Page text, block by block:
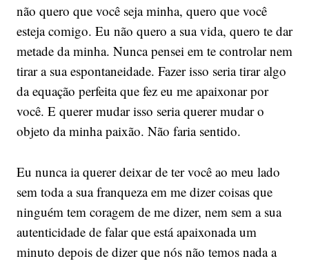
não quero que você seja minha, quero que você
esteja comigo. Eu não quero a sua vida, quero te dar
metade da minha. Nunca pensei em te controlar nem
tirar a sua espontaneidade. Fazer isso seria tirar algo
da equação perfeita que fez eu me apaixonar por
você. E querer mudar isso seria querer mudar o
objeto da minha paixão. Não faria sentido.
Eu nunca ia querer deixar de ter você ao meu lado
sem toda a sua franqueza em me dizer coisas que
ninguém tem coragem de me dizer, nem sem a sua
autenticidade de falar que está apaixonada um
minuto depois de dizer que nós não temos nada a